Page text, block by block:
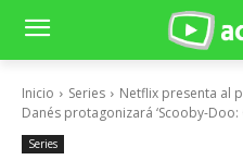
Inicio Series
Netflix presenta al
Danés protagonizará ‘Scooby-Doo:
Series